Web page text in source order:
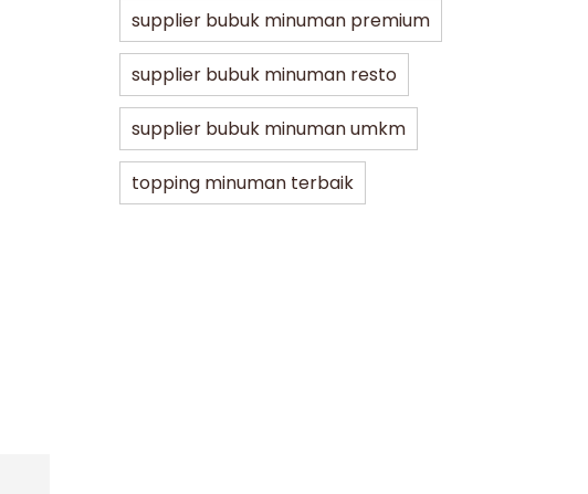
Jakarta Bubble Drink
Bubble Gum dan Pink Bubble Gum
JBD: Dua Varian Bubuk Minuman
Rasa Permen Karet Favorit
min dibaca 08/01/2026
supplier bubuk minuman premium
supplier bubuk minuman resto
supplier bubuk minuman umkm
topping minuman terbaik